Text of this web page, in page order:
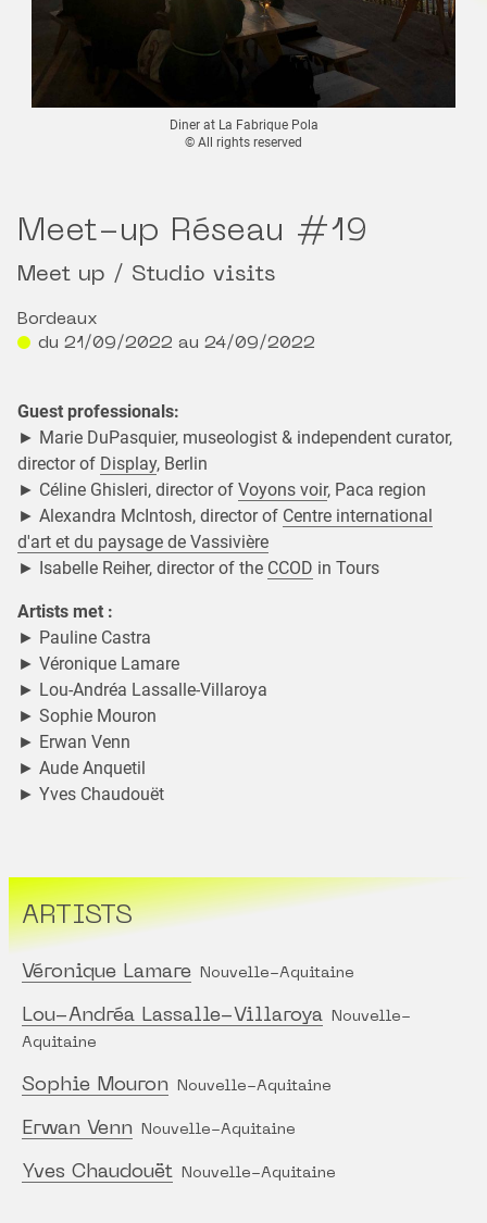
Diner at La Fabrique Pola
© All rights reserved
Meet-up Réseau #19
Meet up / Studio visits
Bordeaux
du 21/09/2022 au 24/09/2022
Guest professionals:
► Marie DuPasquier, museologist & independent curator,
director of Display, Berlin
► Céline Ghisleri, director of Voyons voir, Paca region
► Alexandra McIntosh, director of Centre international
d'art et du paysage de Vassivière
► Isabelle Reiher, director of the CCOD in Tours
Artists met :
► Pauline Castra
► Véronique Lamare
► Lou-Andréa Lassalle-Villaroya
► Sophie Mouron
► Erwan Venn
► Aude Anquetil
► Yves Chaudouët
ARTISTS
Véronique Lamare Nouvelle-Aquitaine
Lou-Andréa Lassalle-Villaroya
Nouvelle-
Aquitaine
Sophie Mouron Nouvelle-Aquitaine
Erwan Venn Nouvelle-Aquitaine
Yves Chaudouët Nouvelle-Aquitaine